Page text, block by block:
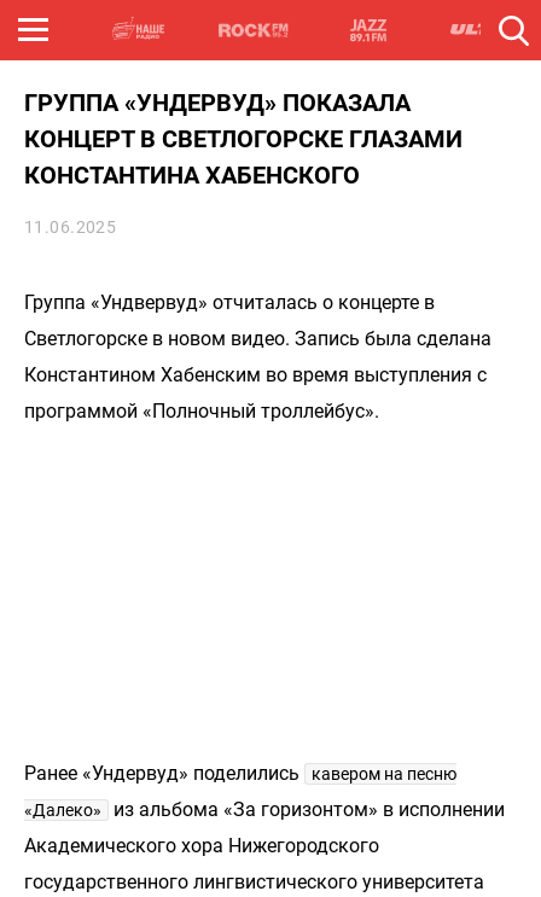
ГРУППА «УНДЕРВУД» ПОКАЗАЛА
КОНЦЕРТ В СВЕТЛОГОРСКЕ ГЛАЗАМИ
КОНСТАНТИНА ХАБЕНСКОГО
11.06.2025
Группа «Ундвервуд» отчиталась о концерте в
Светлогорске в новом видео. Запись была сделана
Константином Хабенским во время выступления с
программой «Полночный троллейбус».
Ранее «Ундервуд» поделились
кавером на песню
«Далеко»
из альбома «За горизонтом» в исполнении
Академического хора Нижегородского
государственного лингвистического университета